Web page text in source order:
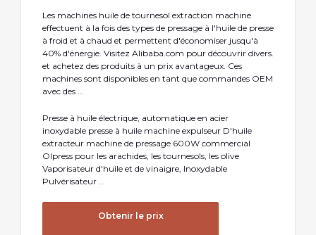
Les machines huile de tournesol extraction machine
effectuent à la fois des types de pressage à l'huile de presse
à froid et à chaud et permettent d'économiser jusqu'à
40% d'énergie. Visitez Alibaba.com pour découvrir divers.
et achetez des produits à un prix avantageux. Ces
machines sont disponibles en tant que commandes OEM
avec des ...
Presse à huile électrique, automatique en acier
inoxydable presse à huile machine expulseur D'huile
extracteur machine de pressage 600W commercial
Olpress pour les arachides, les tournesols, les olive
Vaporisateur d'huile et de vinaigre, Inoxydable
Pulvérisateur ...
Obtenir le prix